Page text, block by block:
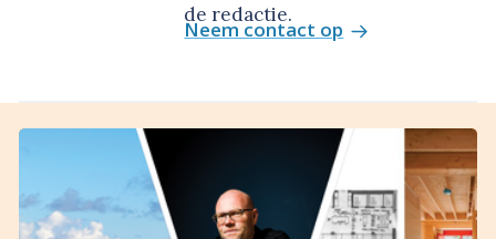
de redactie.
Neem contact op